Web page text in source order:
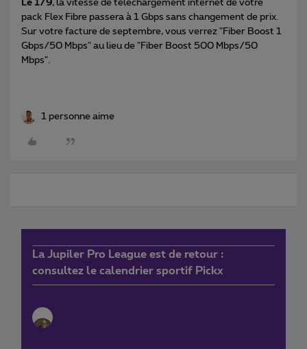
Le 1/9, la vitesse de téléchargement internet de votre
pack Flex Fibre passera à 1 Gbps sans changement de prix.
Sur votre facture de septembre, vous verrez "Fiber Boost 1
Gbps/50 Mbps" au lieu de "Fiber Boost 500 Mbps/50
Mbps".
1 personne aime
La Jupiler Pro League est de retour :
consultez le calendrier sportif Pickx